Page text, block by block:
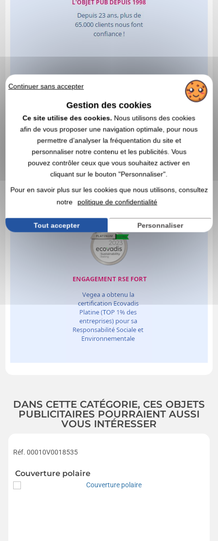
DANS CETTE CATÉGORIE, CES OBJETS
PUBLICITAIRES POURRAIENT AUSSI
VOUS INTÉRESSER
Réf. 00010V0018535
Couverture polaire
Continuer sans accepter
Gestion des cookies
Ce site utilise des cookies. Nous utilisons des cookies
afin de vous proposer une navigation optimale, pour nous
permettre d’analyser la fréquentation du site et
personnaliser notre contenu et les publicités. Vous
pouvez contrôler ceux que vous souhaitez activer en
cliquant sur le bouton "Personnaliser".
Pour en savoir plus sur les cookies que nous utilisons, consultez
notre
politique de confidentialité
Tout accepter Personnaliser